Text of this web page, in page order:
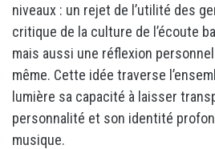
niveaux : un rejet de l’utilité des
critique de la culture de l’écoute
mais aussi une réflexion
même. Cette idée traverse
lumière sa capacité à laisser
personnalité et son identité
musique.